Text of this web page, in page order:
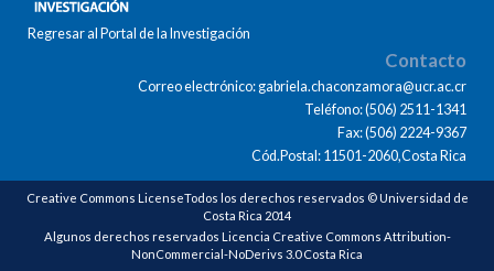
Regresar al Portal de la Investigación
Contacto
Correo electrónico: gabriela.chaconzamora@ucr.ac.cr
Teléfono: (506) 2511-1341
Fax: (506) 2224-9367
Cód.Postal: 11501-2060,Costa Rica
Creative Commons LicenseTodos los derechos reservados © Universidad de
Costa Rica 2014
Algunos derechos reservados Licencia Creative Commons Attribution-
NonCommercial-NoDerivs 3.0 Costa Rica